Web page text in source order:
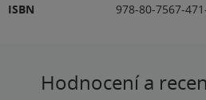
ISBN
978-80-7567-
Hodnocení a